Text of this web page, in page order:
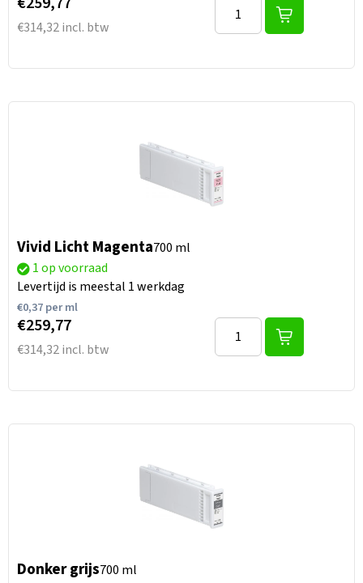
€314,32 incl. btw
Vivid Licht Magenta700 ml
1 op voorraad
Levertijd is meestal 1 werkdag
€0,37per ml
€259,77
€314,32 incl. btw
Donker grijs700 ml